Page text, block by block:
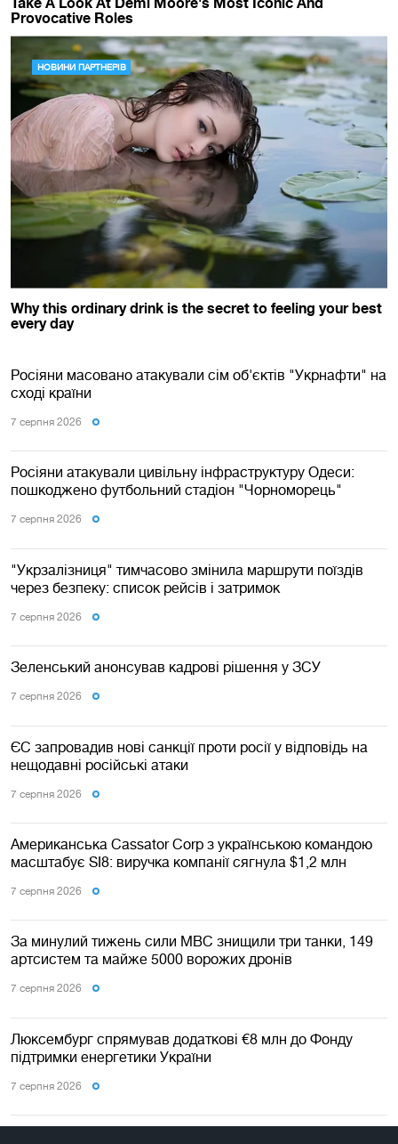
Росіяни масовано атакували сім об'єктів "Укрнафти" на
сході країни
7 серпня 2026
Росіяни атакували цивільну інфраструктуру Одеси:
пошкоджено футбольний стадіон "Чорноморець"
7 серпня 2026
"Укрзалізниця" тимчасово змінила маршрути поїздів
через безпеку: список рейсів і затримок
7 серпня 2026
Зеленський анонсував кадрові рішення у ЗСУ
7 серпня 2026
ЄС запровадив нові санкції проти росії у відповідь на
нещодавні російські атаки
7 серпня 2026
Американська Cassator Corp з українською командою
масштабує SI8: виручка компанії сягнула $1,2 млн
7 серпня 2026
За минулий тижень сили МВС знищили три танки, 149
артсистем та майже 5000 ворожих дронів
7 серпня 2026
Люксембург спрямував додаткові €8 млн до Фонду
підтримки енергетики України
7 серпня 2026